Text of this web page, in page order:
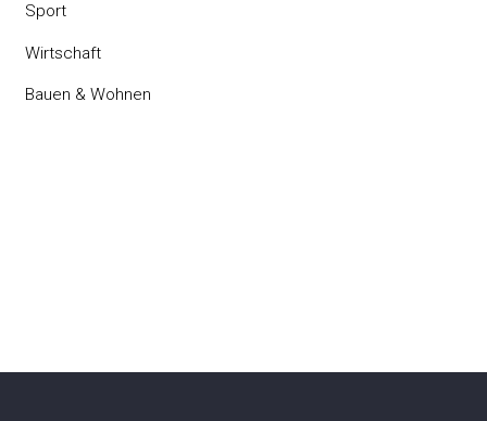
Sport
Wirtschaft
Bauen & Wohnen